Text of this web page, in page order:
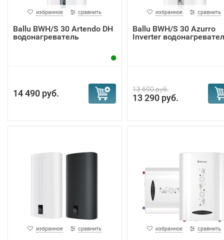
избранное сравнить
Ballu BWH/S 30 Artendo DH
водонагреватель
14 490 руб.
избранное сравнить
Ballu BWH/S 30 Azurro
Inverter
13 690 руб.
13 290 руб.
избранное сравнить избранное сравнить